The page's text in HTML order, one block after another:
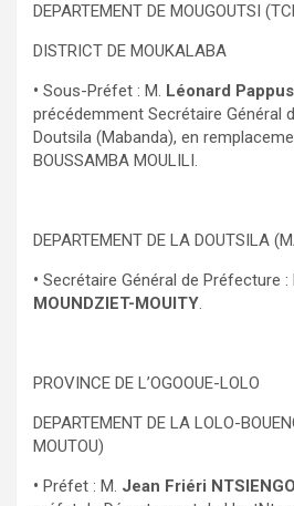
DEPARTEMENT DE MOUGOUTSI
DISTRICT DE MOUKALABA
• Sous-Préfet : M. Léonard
précédemment Secrétaire Général
Doutsila (Mabanda), en
BOUSSAMBA MOULILI.
DEPARTEMENT DE LA DOUTSILA
• Secrétaire Général de Préfecture :
MOUNDZIET-MOUITY.
PROVINCE DE L’OGOOUE-LOLO
DEPARTEMENT DE LA LOLO-
MOUTOU)
• Préfet : M. Jean Friéri